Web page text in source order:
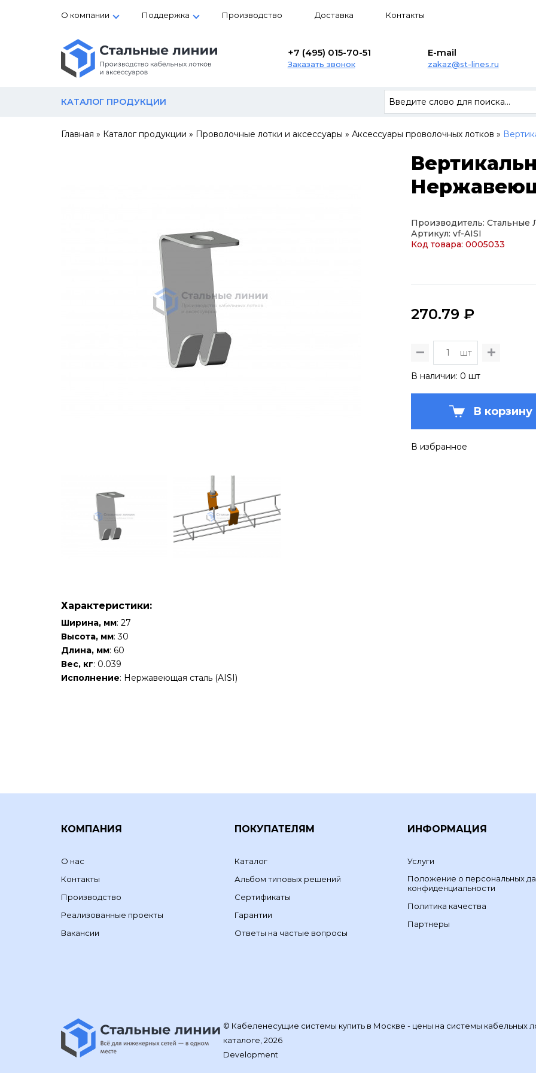
О компании Поддержка Производство Доставка Контакты
+7 (495) 015-70-51
Заказать звонок
E-mail
zakaz@st-lines.ru
КАТАЛОГ ПРОДУКЦИИ
Главная » Каталог продукции » Проволочные лотки и аксессуары » Аксессуары проволочных лотков »
Производитель: Стальные
Артикул: vf-AISI
Код товара: 0005033
270.79 ₽
шт
В наличии: 0 шт
В корзину
В избранное
Характеристики:
Ширина, мм: 27
Высота, мм: 30
Длина, мм: 60
Вес, кг: 0.039
Исполнение: Нержавеющая сталь (AISI)
КОМПАНИЯ
О нас
Контакты
Производство
Реализованные проекты
Вакансии
ПОКУПАТЕЛЯМ
Каталог
Альбом типовых решений
Сертификаты
Гарантии
Ответы на частые вопросы
ИНФОРМАЦИЯ
Услуги
Положение о персональных
конфиденциальности
Политика качества
Партнеры
© Кабеленесущие системы купить в Москве - цены на системы кабельных
каталоге, 2026
Development